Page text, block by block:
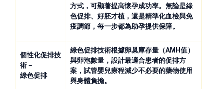
方式，可顯著提高懷孕成功率。無論是綠
色促排、好胚才植，還是精準化血檢與免
疫調節，每一步都為助孕提供保障。
個性化促排技
術－
綠色促排
綠色促排技術根據卵巢庫存量（AMH值）
與卵泡數量，設計最適合患者的促排方
案，試管嬰兒療程減少不必要的藥物使用
與身體負擔。